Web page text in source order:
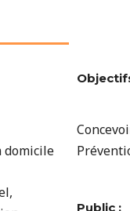
domicile
Public :